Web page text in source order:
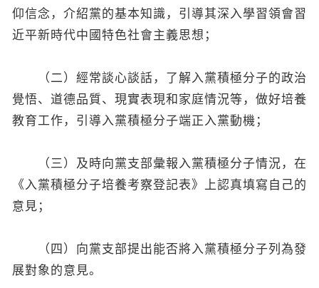
仰信念，介紹黨的基本知識，引導其深入學習領會習
近平新時代中國特色社會主義思想；
（二）經常談心談話，了解入黨積極分子的政治
覺悟、道德品質、現實表現和家庭情況等，做好培養
教育工作，引導入黨積極分子端正入黨動機；
（三）及時向黨支部彙報入黨積極分子情況，在
《入黨積極分子培養考察登記表》上認真填寫自己的
意見；
（四）向黨支部提出能否將入黨積極分子列為發
展對象的意見。